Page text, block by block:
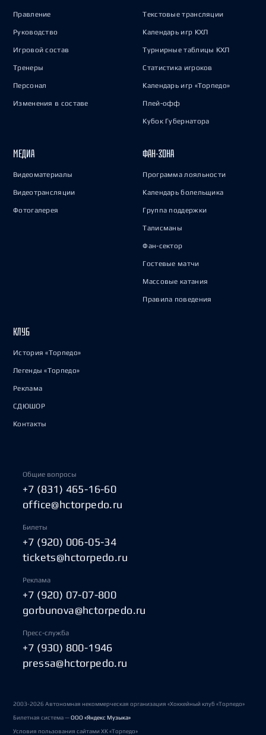
Правление
Руководство
Игровой состав
Тренеры
Персонал
Изменения в составе
Текстовые трансляции
Календарь игр КХЛ
Турнирные таблицы КХЛ
Статистика игроков
Календарь игр «Торпедо»
Плей-офф
Кубок Губернатора
МЕДИА
Видеоматериалы
Видеотрансляции
Фотогалерея
ФАН-ЗОНА
Программа лояльности
Календарь болельщика
Группа поддержки
Талисманы
Фан-сектор
Гостевые матчи
Массовые катания
Правила поведения
КЛУБ
История «Торпедо»
Легенды «Торпедо»
Реклама
СДЮШОР
Контакты
Общие вопросы
+7 (831) 465-16-60
office@hctorpedo.ru
Билеты
+7 (920) 006-05-34
tickets@hctorpedo.ru
Реклама
+7 (920) 07-07-800
gorbunova@hctorpedo.ru
Пресс-служба
+7 (930) 800-1946
pressa@hctorpedo.ru
2003-2026 Автономная некоммерческая организация «Хоккейный клуб «Торпедо»
Билетная система —ООО «Яндекс Музыка»
Условия пользования сайтами ХК «Торпедо»